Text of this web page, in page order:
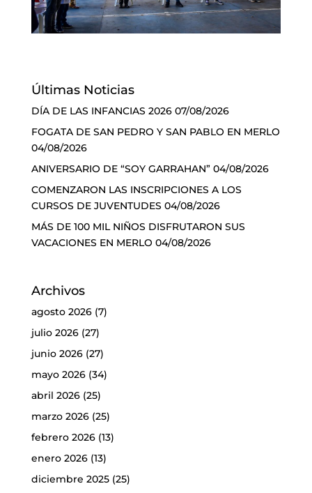
Últimas Noticias
DÍA DE LAS INFANCIAS 2026 07/08/2026
FOGATA DE SAN PEDRO Y SAN PABLO EN MERLO
04/08/2026
ANIVERSARIO DE “SOY GARRAHAN” 04/08/2026
COMENZARON LAS INSCRIPCIONES A LOS
CURSOS DE JUVENTUDES 04/08/2026
MÁS DE 100 MIL NIÑOS DISFRUTARON SUS
VACACIONES EN MERLO 04/08/2026
Archivos
agosto 2026(7)
julio 2026(27)
junio 2026(27)
mayo 2026(34)
abril 2026(25)
marzo 2026(25)
febrero 2026(13)
enero 2026(13)
diciembre 2025(25)